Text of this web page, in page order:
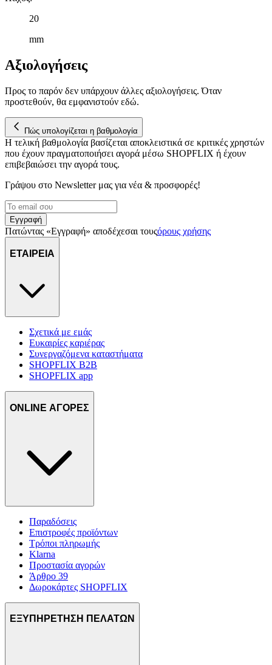
20
mm
Αξιολογήσεις
Προς το παρόν δεν υπάρχουν άλλες αξιολογήσεις. Όταν
προστεθούν, θα εμφανιστούν εδώ.
Πώς υπολογίζεται η βαθμολογία
Η τελική βαθμολογία βασίζεται αποκλειστικά σε κριτικές χρηστών
που έχουν πραγματοποιήσει αγορά μέσω SHOPFLIX ή έχουν
επιβεβαιώσει την αγορά τους.
Γράψου στο Νewsletter μας για νέα & προσφορές!
Εγγραφή
Πατώντας «Εγγραφή» αποδέχεσαι τουςόρους χρήσης
ΕΤΑΙΡΕΙΑ
Σχετικά με εμάς
Ευκαιρίες καριέρας
Συνεργαζόμενα καταστήματα
SHOPFLIX B2B
SHOPFLIX app
ONLINE ΑΓΟΡΕΣ
Παραδόσεις
Επιστροφές προϊόντων
Τρόποι πληρωμής
Klarna
Προστασία αγορών
Άρθρο 39
Δωροκάρτες SHOPFLIX
ΕΞΥΠΗΡΕΤΗΣΗ ΠΕΛΑΤΩΝ